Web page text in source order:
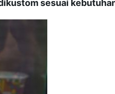
sesuai